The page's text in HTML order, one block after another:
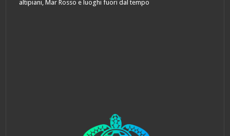
altipiani, Mar Rosso e luoghi fuori dal tempo